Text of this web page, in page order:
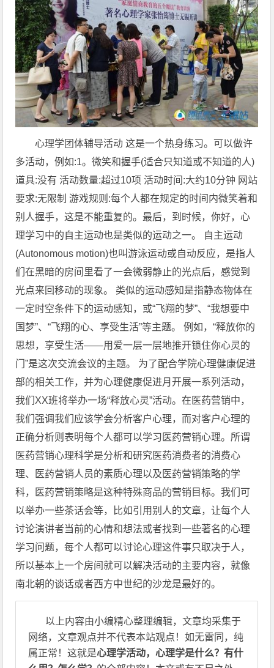
心理学团体辅导活动 这是一个热身练习。可以做许
多活动，例如:1。微笑和握手(适合只知道或不知道的人)
道具:没有 活动数量:超过10项 活动时间:大约10分钟 网站
要求:无限制 游戏规则:每个人都在规定的时间内微笑着和
别人握手，这是不能重复的。最后，到时候，你好，心
理学习中的自主运动也是类似的运动之一。 自主运动
(Autonomous motion)也叫游泳运动或自动反应，是指人
们在黑暗的房间里看了一会微弱静止的光点后，感觉到
光点来回移动的现象。 类似的运动感知是指静态物体在
一定时空条件下的运动感知，或“飞翔的梦”、“我想要中
国梦”、“飞翔的心、享受生活”等主题。 例如，“释放你的
思想，享受生活——用爱一层一层地推开锁住你心灵的
门”是这次交流会议的主题。 为了配合学院心理健康促进
部的相关工作，并为心理健康促进月开展一系列活动，
我们XX班将举办一场“释放心灵”活动。在医药营销中，
我们强调我们应该学会分析客户心理，而对客户心理的
正确分析则表明每个人都可以学习医药营销心理。所谓
医药营销心理科学是分析和研究医药消费者的消费心
理、医药营销人员的素质心理以及医药营销策略的学
科，医药营销策略是这种特殊商品的营销目标。我们可
以举办一些茶话会等，比如引用别人的文章，让每个人
讨论演讲者当前的心情和想法或者找到一些著名的心理
学习问题，每个人都可以讨论心理这件事只取决于人，
所以基本上一个房间就可以解决活动的主要内容，就像
南北朝的谈话或者西方中世纪的沙龙是最好的。
以上内容由小编精心整理编辑，文章均采集于
网络，文章观点并不代表本站观点！如无雷同，纯
属正常！这就是心理学活动，心理学是什么？有什